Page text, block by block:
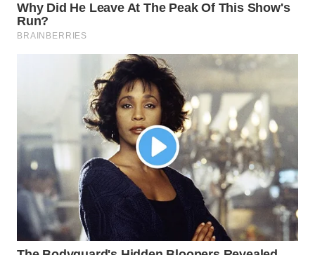
WN
PAKPAK
BEKASI
WN
BOGOR
WN
DEPOK